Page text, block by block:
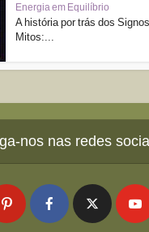
Energia em Equilíbrio
A história por trás dos
Mitos:...
nos nas redes